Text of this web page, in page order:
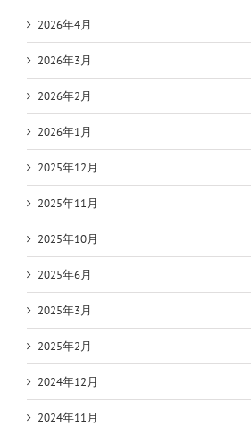
2026年4月
2026年3月
2026年2月
2026年1月
2025年12月
2025年11月
2025年10月
2025年6月
2025年3月
2025年2月
2024年12月
2024年11月